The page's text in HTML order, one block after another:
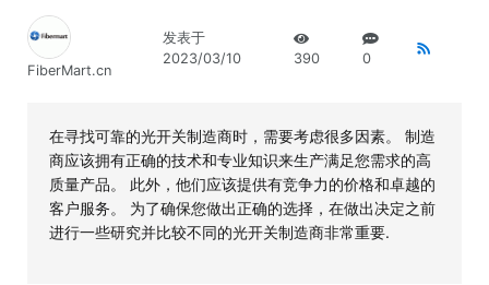
FiberMart.cn
发表于
2023/03/10
390 0
在寻找可靠的光开关制造商时，需要考虑很多因素。 制造
商应该拥有正确的技术和专业知识来生产满足您需求的高
质量产品。 此外，他们应该提供有竞争力的价格和卓越的
客户服务。 为了确保您做出正确的选择，在做出决定之前
进行一些研究并比较不同的光开关制造商非常重要.